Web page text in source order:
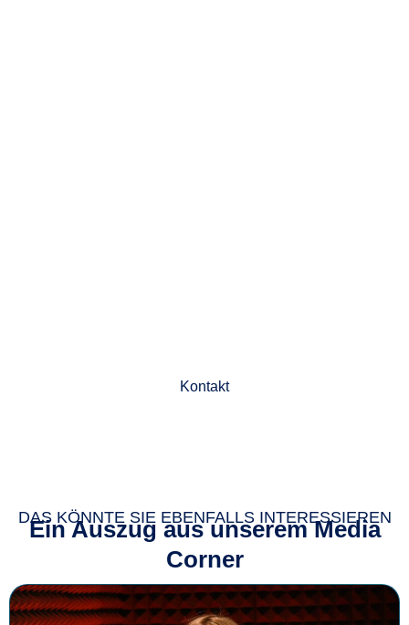
Kontakt
DAS KÖNNTE SIE EBENFALLS INTERESSIEREN
Ein Auszug aus unserem Media
Corner